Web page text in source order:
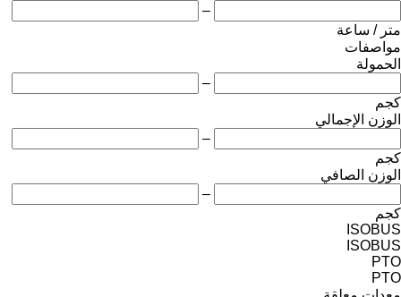
–
متر / ساعة
مواصفات
الحمولة
–
كجم
الوزن الإجمالي
–
كجم
الوزن الصافي
–
كجم
ISOBUS
ISOBUS
PTO
PTO